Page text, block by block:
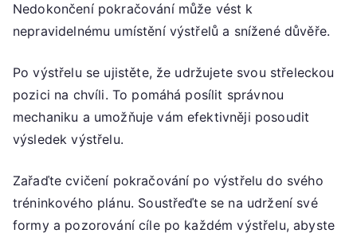
Nedokončení pokračování může vést k
nepravidelnému umístění výstřelů a snížené důvěře.
Po výstřelu se ujistěte, že udržujete svou střeleckou
pozici na chvíli. To pomáhá posílit správnou
mechaniku a umožňuje vám efektivněji posoudit
výsledek výstřelu.
Zařaďte cvičení pokračování po výstřelu do svého
tréninkového plánu. Soustřeďte se na udržení své
formy a pozorování cíle po každém výstřelu, abyste